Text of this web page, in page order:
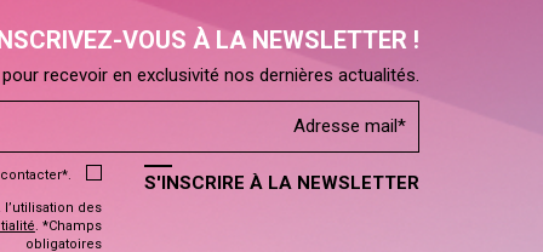
VOUS À LA NEWSLETTER !
recevoir en exclusivité nos dernières actualités.
des
. *Champs
obligatoires
S'INSCRIRE À LA NEWSLETTER